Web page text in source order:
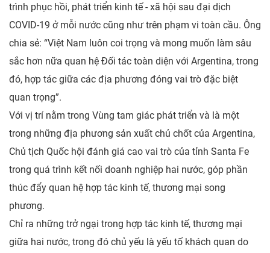
trình phục hồi, phát triển kinh tế - xã hội sau đại dịch
COVID-19 ở mỗi nước cũng như trên phạm vi toàn cầu. Ông
chia sẻ: “Việt Nam luôn coi trọng và mong muốn làm sâu
sắc hơn nữa quan hệ Đối tác toàn diện với Argentina, trong
đó, hợp tác giữa các địa phương đóng vai trò đặc biệt
quan trọng”.
Với vị trí nằm trong Vùng tam giác phát triển và là một
trong những địa phương sản xuất chủ chốt của Argentina,
Chủ tịch Quốc hội đánh giá cao vai trò của tỉnh Santa Fe
trong quá trình kết nối doanh nghiệp hai nước, góp phần
thúc đẩy quan hệ hợp tác kinh tế, thương mại song
phương.
Chỉ ra những trở ngại trong hợp tác kinh tế, thương mại
giữa hai nước, trong đó chủ yếu là yếu tố khách quan do